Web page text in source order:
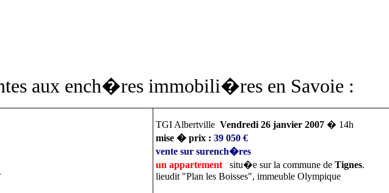
aux ench�res immobili�res en Savoie :
TGI Albertville Vendredi 26 janvier 2007 � 14h
mise � prix : 39 050 €
vente sur surench�res
un appartement
situ�e sur la commune de Tignes.
lieudit "Plan les Boisses", immeuble Olympique